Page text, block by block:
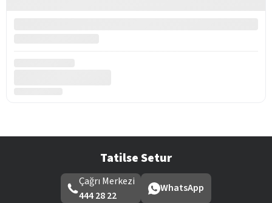
Tatilse Setur
Çağrı Merkezi
444 28 22
WhatsApp